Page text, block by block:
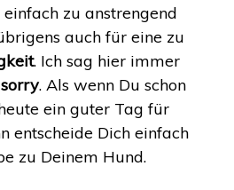
zu anstrengend
auch für eine zu
. Ich sag hier immer
. Als wenn Du schon
ein guter Tag für
entscheide Dich einfach
zu Deinem Hund.